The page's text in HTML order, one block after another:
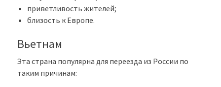
приветливость жителей;
близость к Европе.
Вьетнам
Эта страна популярна для переезда из России по
таким причинам: